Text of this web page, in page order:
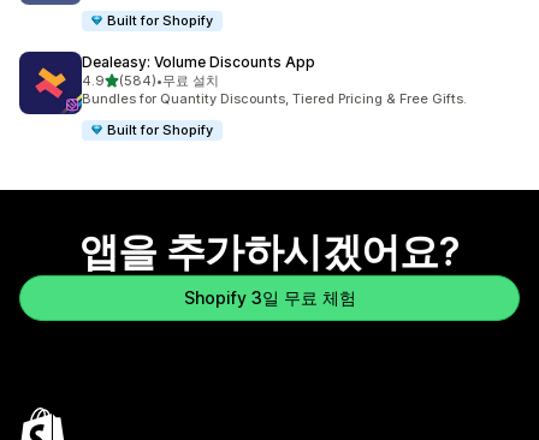
Built for Shopify
Dealeasy: Volume Discounts App
4.9별 5개 중
(584)
총 리뷰 584개
•무료 설치
Bundles for Quantity Discounts, Tiered Pricing & Free Gifts.
Built for Shopify
앱을 추가하시겠어요?
Shopify 3일 무료 체험